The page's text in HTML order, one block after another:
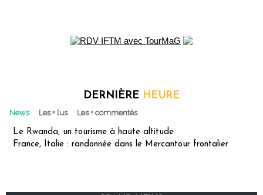
DERNIÈRE HEURE
News Les + lus Les + commentés
Le Rwanda, un tourisme à haute altitude
France, Italie : randonnée dans le Mercantour frontalier